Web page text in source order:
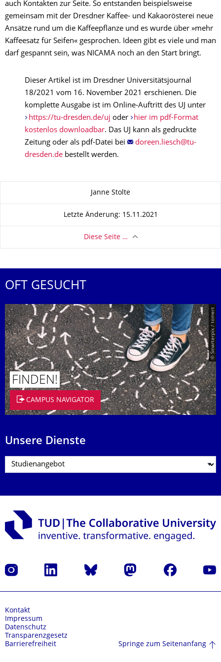
auch Kontakten zur Seite. So entstanden beispielsweise
gemeinsam mit der Dresdner Kaffee- und Kakaorösterei neue
Ansätze rund um die Kaffeepflanze und es wurde über »mehr
Kaffeesatz für Seifen« gesprochen. Ideen gibt es viele und man
darf gespannt sein, was NICAMA noch an den Start bringt.
Dieser Artikel ist im Dresdner Universitätsjournal
18/2021 vom 16. November 2021 erschienen. Die
komplette Ausgabe ist im Online-Auftritt des UJ unter
https://tu-dresden.de/uj oder
hier im pdf-Format
kostenlos downloadbar. Das UJ kann als gedruckte
Zeitung oder als pdf-Datei bei
bestellt werden.
Janne Stolte
Letzte Änderung: 15.11.2021
Diese Seite …
OFT GESUCHT
© Smarterpix / tomert
FINDEN!
CAMPUS NAVIGATOR
Unsere Dienste
Instagram LinkedIn Bluesky Mastodon Facebook
Kontakt
Impressum
Datenschutz
Transparenzgesetz
Barrierefreiheit
Springe zum Seitenanfang